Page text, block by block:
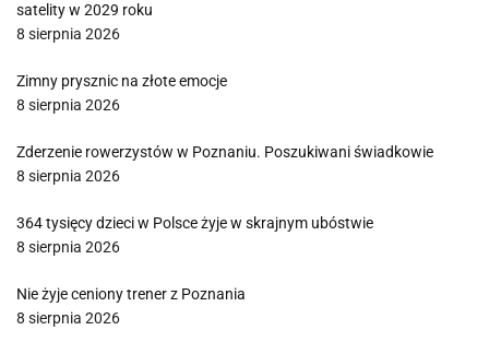
satelity w 2029 roku
8 sierpnia 2026
Zimny prysznic na złote emocje
8 sierpnia 2026
Zderzenie rowerzystów w Poznaniu. Poszukiwani świadkowie
8 sierpnia 2026
364 tysięcy dzieci w Polsce żyje w skrajnym ubóstwie
8 sierpnia 2026
Nie żyje ceniony trener z Poznania
8 sierpnia 2026